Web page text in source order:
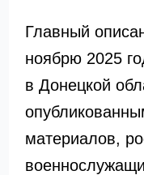
Главный
ноябрю 2025
в Донецкой
материалов,